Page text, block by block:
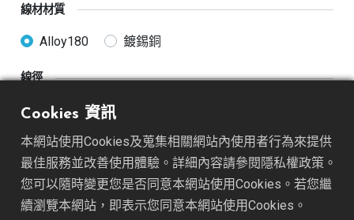
線材材質
Alloy180 鍍錫銅
線徑
26AWG
線材長度
50mm(2") 76mm(3")
Cookies 資訊
本網站使用Cookies及蒐集相關網站內使用者行為來提供
最佳服務並改善使用體驗。詳細內容請參閱隱私權政策。
您可以隨時變更您是否同意本網站使用Cookies。若您繼
續瀏覽本網站，即表示您同意本網站使用Cookies。